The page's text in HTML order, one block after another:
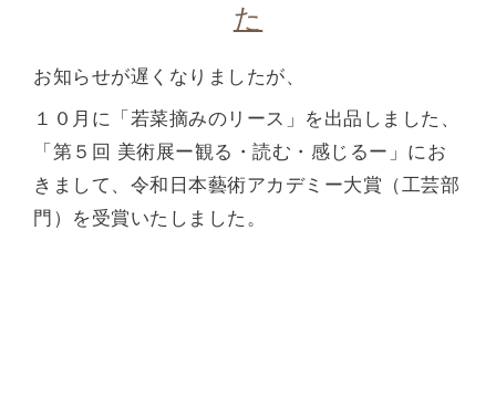
た
お知らせが遅くなりましたが、
１０月に「若菜摘みのリース」を出品しました、
「第５回 美術展ー観る・読む・感じるー」にお
きまして、令和日本藝術アカデミー大賞（工芸部
門）を受賞いたしました。